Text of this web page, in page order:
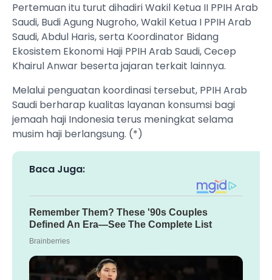
Pertemuan itu turut dihadiri Wakil Ketua II PPIH Arab
Saudi, Budi Agung Nugroho, Wakil Ketua I PPIH Arab
Saudi, Abdul Haris, serta Koordinator Bidang
Ekosistem Ekonomi Haji PPIH Arab Saudi, Cecep
Khairul Anwar beserta jajaran terkait lainnya.
Melalui penguatan koordinasi tersebut, PPIH Arab
Saudi berharap kualitas layanan konsumsi bagi
jemaah haji Indonesia terus meningkat selama
musim haji berlangsung. (*)
Baca Juga: